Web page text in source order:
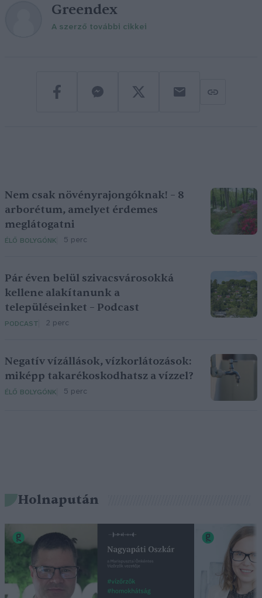
Greendex
A szerző további cikkei
Nem csak növényrajongóknak! – 8
arborétum, amelyet érdemes
meglátogatni
ÉLŐ BOLYGÓNK 5 perc
Pár éven belül szivacsvárosokká
kellene alakítanunk a
településeinket – Podcast
PODCAST 2 perc
Negatív vízállások, vízkorlátozások:
miképp takarékoskodhatsz a vízzel?
ÉLŐ BOLYGÓNK 5 perc
Holnapután